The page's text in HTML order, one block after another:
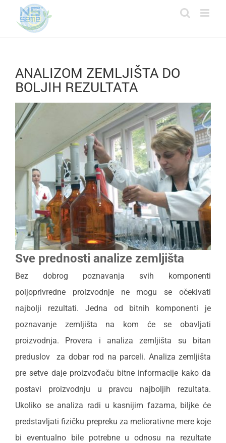
content
ANALIZOM ZEMLJIŠTA DO
BOLJIH REZULTATA
Sve prednosti analize zemljišta
Bez dobrog poznavanja svih komponenti
poljoprivredne proizvodnje ne mogu se očekivati
najbolji rezultati. Jedna od bitnih komponenti je
poznavanje zemljišta na kom će se obavljati
proizvodnja. Provera i analiza zemljišta su bitan
preduslov za dobar rod na parceli. Analiza zemljišta
pre setve daje proizvođaču bitne informacije kako da
postavi proizvodnju u pravcu najboljih rezultata.
Ukoliko se analiza radi u kasnijim fazama, biljke će
predstavljati fizičku prepreku za meliorativne mere koje
bi eventualno bile potrebne u odnosu na rezultate